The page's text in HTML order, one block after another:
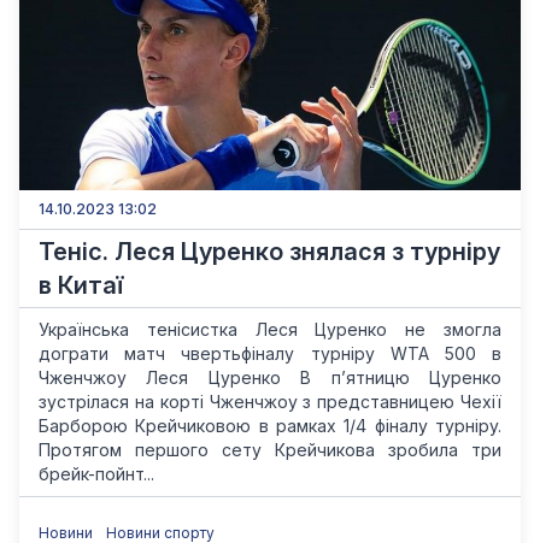
14.10.2023 13:02
Теніс. Леся Цуренко знялася з турніру
в Китаї
Українська тенісистка Леся Цуренко не змогла
дограти матч чвертьфіналу турніру WTA 500 в
Чженчжоу Леся Цуренко В п’ятницю Цуренко
зустрілася на корті Чженчжоу з представницею Чехії
Барборою Крейчиковою в рамках 1/4 фіналу турніру.
Протягом першого сету Крейчикова зробила три
брейк-пойнт...
Новини Новини спорту